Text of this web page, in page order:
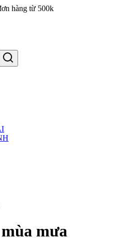
hàng từ 500k
mưa